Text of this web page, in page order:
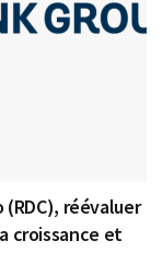
réévaluer
croissance et